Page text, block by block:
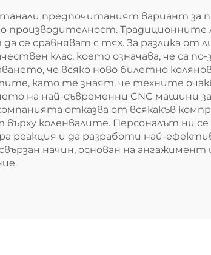
предпочитаният вариант
производителност.
се сравняват с тях. За разлика
клас, което означава, че са
че всяко ново билетно
като те знаят, че техните
на най-съвременни CNC машини
отказва от всякакъв
коленвалите. Персоналът ни
реакция и да разработи най-
начин, основан на